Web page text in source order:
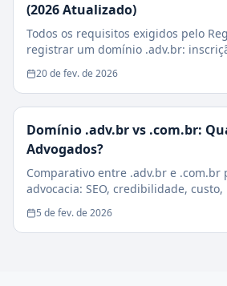
(2026 Atualizado)
Todos os requisitos exigidos pelo
registrar um domínio .adv.br:
sociedades, estagiários e casos
20 de fev. de 2026
Domínio .adv.br vs .com.br:
Advogados?
Comparativo entre .adv.br e .com.br
advocacia: SEO, credibilidade,
impacto na conversão de clientes.
5 de fev. de 2026